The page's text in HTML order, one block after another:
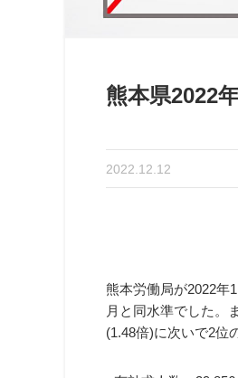
熊本県2022
2022.12.12
熊本労働局が2022年
月と同水準でした。
(1.48倍)に次いで2位